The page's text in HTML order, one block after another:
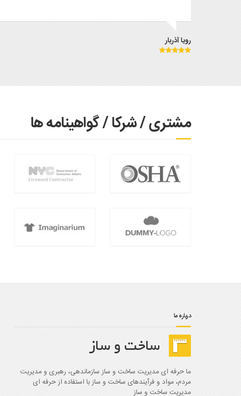
رویا آذربار
مشتری / شرکا / گواهینامه ها
درباره ما
ما حرفه ای مدیریت ساخت و ساز سازماندهی، رهبری و مدیریت
مردم، مواد و فرآیندهای ساخت و ساز با استفاده از حرفه ای
مدیریت ساخت و ساز